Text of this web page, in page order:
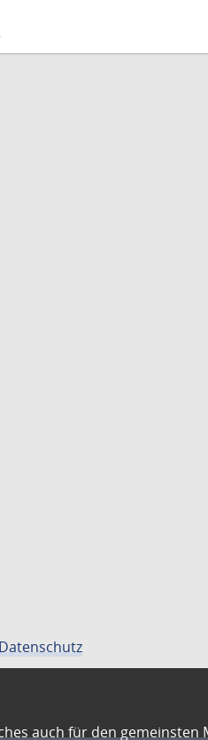
Datenschutz
auch für den